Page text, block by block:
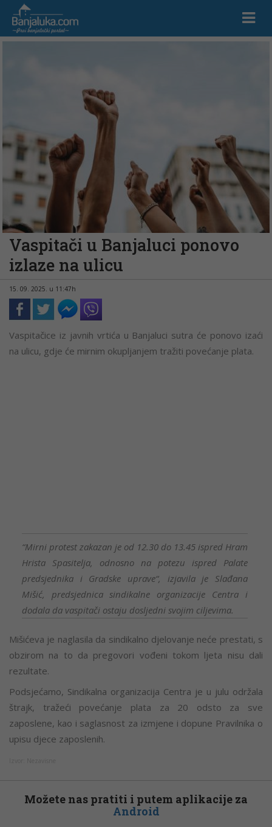
Vaspitači u Banjaluci ponovo
izlaze na ulicu
15. 09. 2025. u 11:47h
Vaspitačice iz javnih vrtića u Banjaluci sutra će ponovo izaći
na ulicu, gdje će mirnim okupljanjem tražiti povećanje plata.
“Mirni protest zakazan je od 12.30 do 13.45 ispred Hram
Hrista Spasitelja, odnosno na potezu ispred Palate
predsjednika i Gradske uprave“, izjavila je Slađana
Mišić, predsjednica sindikalne organizacije Centra i
dodala da vaspitači ostaju dosljedni svojim ciljevima.
Mišićeva je naglasila da sindikalno djelovanje neće prestati, s
obzirom na to da pregovori vođeni tokom ljeta nisu dali
rezultate.
Podsjećamo, Sindikalna organizacija Centra je u julu održala
štrajk, tražeći povećanje plata za 20 odsto za sve
zaposlene, kao i saglasnost za izmjene i dopune Pravilnika o
upisu djece zaposlenih.
Možete nas pratiti i putem aplikacije za
Android